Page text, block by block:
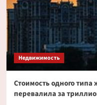
Недвижимость
Стоимость одного
перевалила за